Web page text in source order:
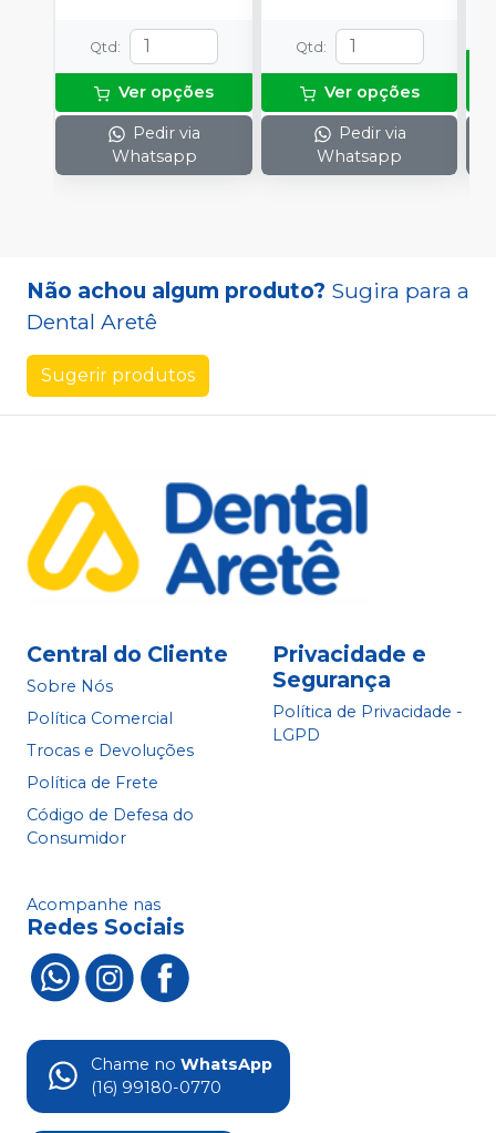
Qtd:
Ver opções
Pedir via
Whatsapp
Qtd:
Ver opções
Pedir via
Whatsapp
Não achou algum produto? Sugira para a
Dental Aretê
Sugerir produtos
Central do Cliente
Sobre Nós
Política Comercial
Trocas e Devoluções
Política de Frete
Código de Defesa do
Consumidor
Privacidade e
Segurança
Política de Privacidade -
LGPD
Acompanhe nas
Redes Sociais
Chame no WhatsApp
(16) 99180-0770